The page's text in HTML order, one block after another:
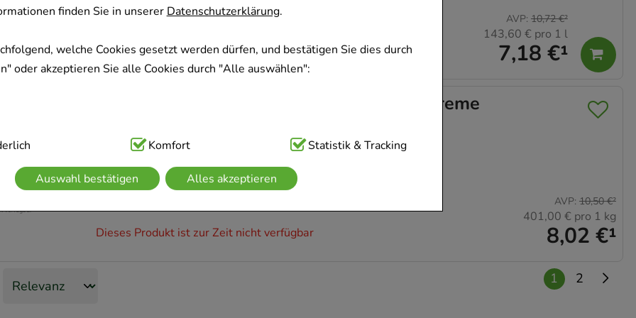
finden Sie in unserer Datenschutzerklärung.
welche Cookies gesetzt werden dürfen, und bestätigen Sie dies durch
oder akzeptieren Sie alle Cookies durch "Alle auswählen":
Hierbei handelt es sich um Cookies, die für die Grundfunktionen unserer
sind (z.B. Navigation, Warenkorb, Kundenkonto), weshalb auf diese nicht
Wiedererkennung des Besuchers oder unsere Seite an bevorzugte
zugeschrittene Inhalte anzuzeigen und unser Partnerprogramm zu betreiben.
Komfort Statistik & Tracking
Auswahl bestätigen Alles akzeptieren
Sofort lieferbar 7,18 €¹
AVP: 10,72 €²
143,60 € pro 1 l
VAGISAN Myko 3 Tage 20 mg/g Vaginalcreme
20170224
Dieses Produkt ist zur Zeit nicht verfügbar 8,02 €¹
AVP: 10,50 €²
401,00 € pro 1 kg
1 2